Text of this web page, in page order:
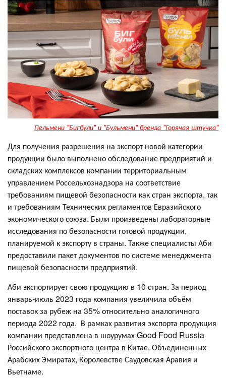
Пельмени "Бигбули" и "Бульмени" бренда "Горячая штучка"
Для получения разрешения на экспорт новой категории
продукции было выполнено обследование предприятий и
складских комплексов компании территориальным
управлением Россельхознадзора на соответствие
требованиям пищевой безопасности как стран экспорта, так
и требованиям Технических регламентов Евразийского
экономического союза. Были произведены лабораторные
исследования по безопасности готовой продукции,
планируемой к экспорту в страны. Также специалисты Аби
предоставили пакет документов по системе менеджмента
пищевой безопасности предприятий.
Аби экспортирует свою продукцию в 10 стран. За период
январь-июль 2023 года компания увеличила объём
поставок за рубеж на 35% относительно аналогичного
периода 2022 года. В рамках развития экспорта продукция
компании представлена в шоурумах Good Food Russia
Российского экспортного центра в Китае, Объединенных
Арабских Эмиратах, Королевстве Саудовская Аравия и
Вьетнаме.